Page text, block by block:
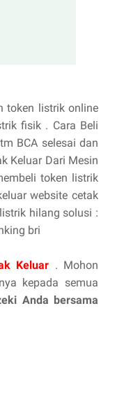
token listrik online
fisik . Cara Beli
BCA selesai dan
Keluar Dari Mesin
token listrik
website cetak
hilang solusi :
bri
Keluar . Mohon
kepada semua
Anda bersama